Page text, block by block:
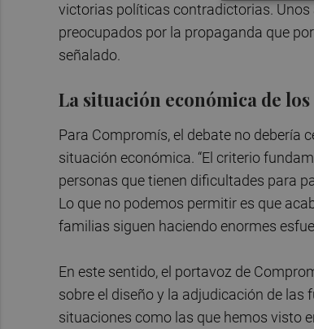
victorias políticas contradictorias.
preocupados por la propaganda que
señalado.
La situación económica de
Para Compromís, el debate no debería
situación económica. “El criterio
personas que tienen dificultades para
Lo que no podemos permitir es que
familias siguen haciendo enormes
En este sentido, el portavoz de
sobre el diseño y la adjudicación de las
situaciones como las que hemos visto